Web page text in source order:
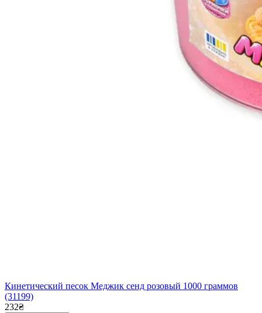
Кинетический песок Меджик сенд розовый 1000 граммов
(31199)
232₴